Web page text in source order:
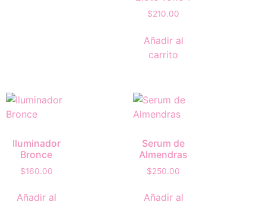
$210.00
Añadir al
carrito
Iluminador
Bronce
$160.00
Añadir al
Serum de
Almendras
$250.00
Añadir al